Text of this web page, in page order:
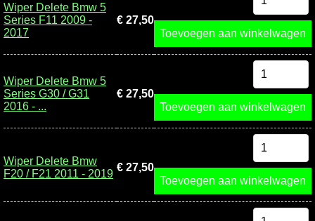
Wiper Delete Bmw 5
Series F11 2009 -
2017
€ 27,50
Toevoegen aan winkelwagen
Wiper Delete Bmw 5
Series G30 / G31
2016 - ...
€ 27,50
Toevoegen aan winkelwagen
Wiper Delete Bmw
F20 / F21 2011 - 2019
€ 27,50
Toevoegen aan winkelwagen